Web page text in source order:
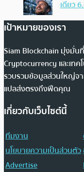
เดียว
เป้าหมายของเรา
Siam Blockchain มุ่งมั่น
Cryptocurrency และเทค
รวบรวมข้อมูลส่วนใหญ่จา
แปลส่งตรงถึงฟีดคุณ
เกี่ยวกับเว็บไซต์นี้
ทีมงาน
นโยบายความเป็นส่วนตัว
Advertise